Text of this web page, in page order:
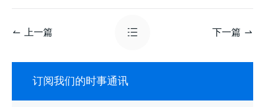
上一篇 下一篇
订阅我们的时事通讯